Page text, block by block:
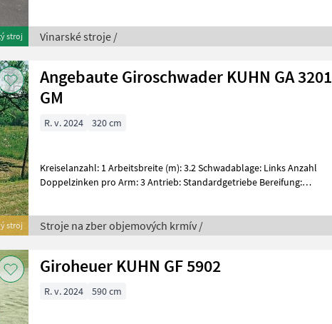
stroj Vinarské stroje /
stroj
Angebaute Giroschwader KUHN GA 3201
GM
R. v. 2024 320 cm
Kreiselanzahl: 1 Arbeitsbreite (m): 3.2 Schwadablage: Links Anzahl
Doppelzinken pro Arm: 3 Antrieb: Standardgetriebe Bereifung:
Stroje na zber objemových krmív /
Giroheuer KUHN GF 5902
R. v. 2024 590 cm